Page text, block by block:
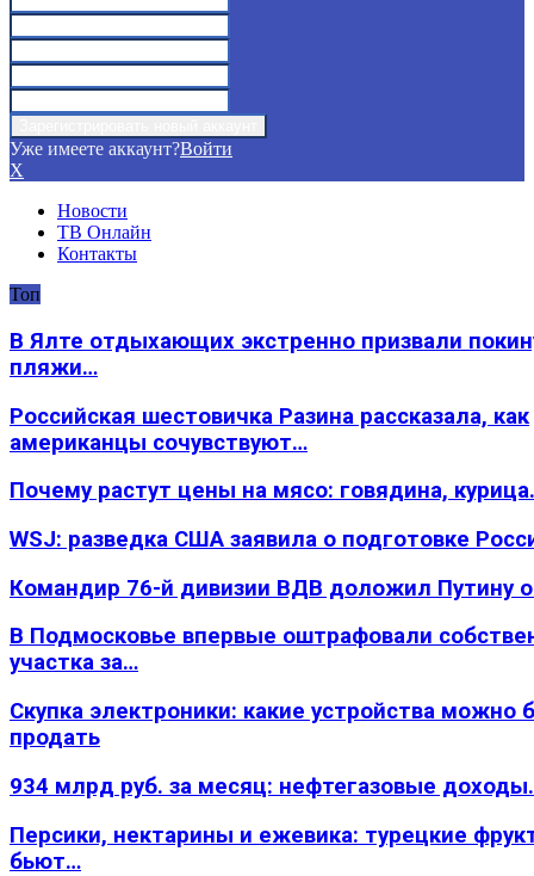
Уже имеете аккаунт?Войти
X
Новости
ТВ Онлайн
Контакты
Топ
В Ялте отдыхающих экстренно призвали
пляжи…
Российская шестовичка Разина рассказала, как
американцы сочувствуют…
Почему растут цены на мясо: говядина,
WSJ: разведка США заявила о подготовке
Командир 76-й дивизии ВДВ доложил Путину
В Подмосковье впервые оштрафовали
участка за…
Скупка электроники: какие устройства можно
продать
934 млрд руб. за месяц: нефтегазовые
Персики, нектарины и ежевика: турецкие
бьют…